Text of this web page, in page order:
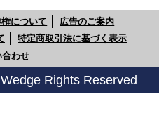
について
広告のご案内
特定商取引法に基づく表示
合わせ
Rights Reserved